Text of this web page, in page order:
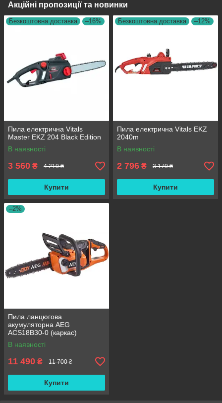
Акційні пропозиції та новинки
Безкоштовна доставка –16%
Пила електрична Vitals
Master EKZ 204 Black Edition
В наявності
3 560 ₴ 4 219 ₴
Купити
Безкоштовна доставка –12%
Пила електрична Vitals EKZ
2040m
В наявності
2 796 ₴ 3 179 ₴
Купити
–2%
Пила ланцюгова
акумуляторна AEG
ACS18B30-0 (каркас)
В наявності
11 490 ₴ 11 700 ₴
Купити